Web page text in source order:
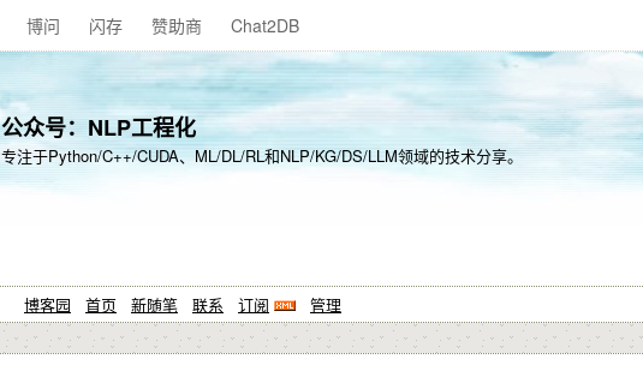
博问 闪存 赞助商 Chat2DB
公众号：NLP工程化
专注于Python/C++/CUDA、ML/DL/RL和NLP/KG/DS/LLM领域的技术分享。
博客园 首页 新随笔 联系 订阅 管理